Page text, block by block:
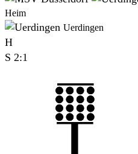
Heim
Uerdingen
H
S 2:1